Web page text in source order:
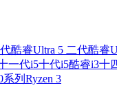
酷睿Ultra 5 二代酷睿
一代i5十代i5酷睿i3十
系列 Ryzen 3